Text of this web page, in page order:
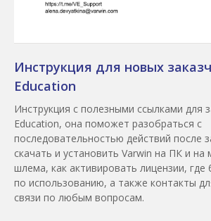
Инструкция для новых
Education
Инструкция с полезными ссылками для
Education, она поможет разобраться с
последовательностью действий после
скачать и установить Varwin на ПК и на
шлема, как активировать лицензии, где
по использованию, а также контакты
связи по любым вопросам.